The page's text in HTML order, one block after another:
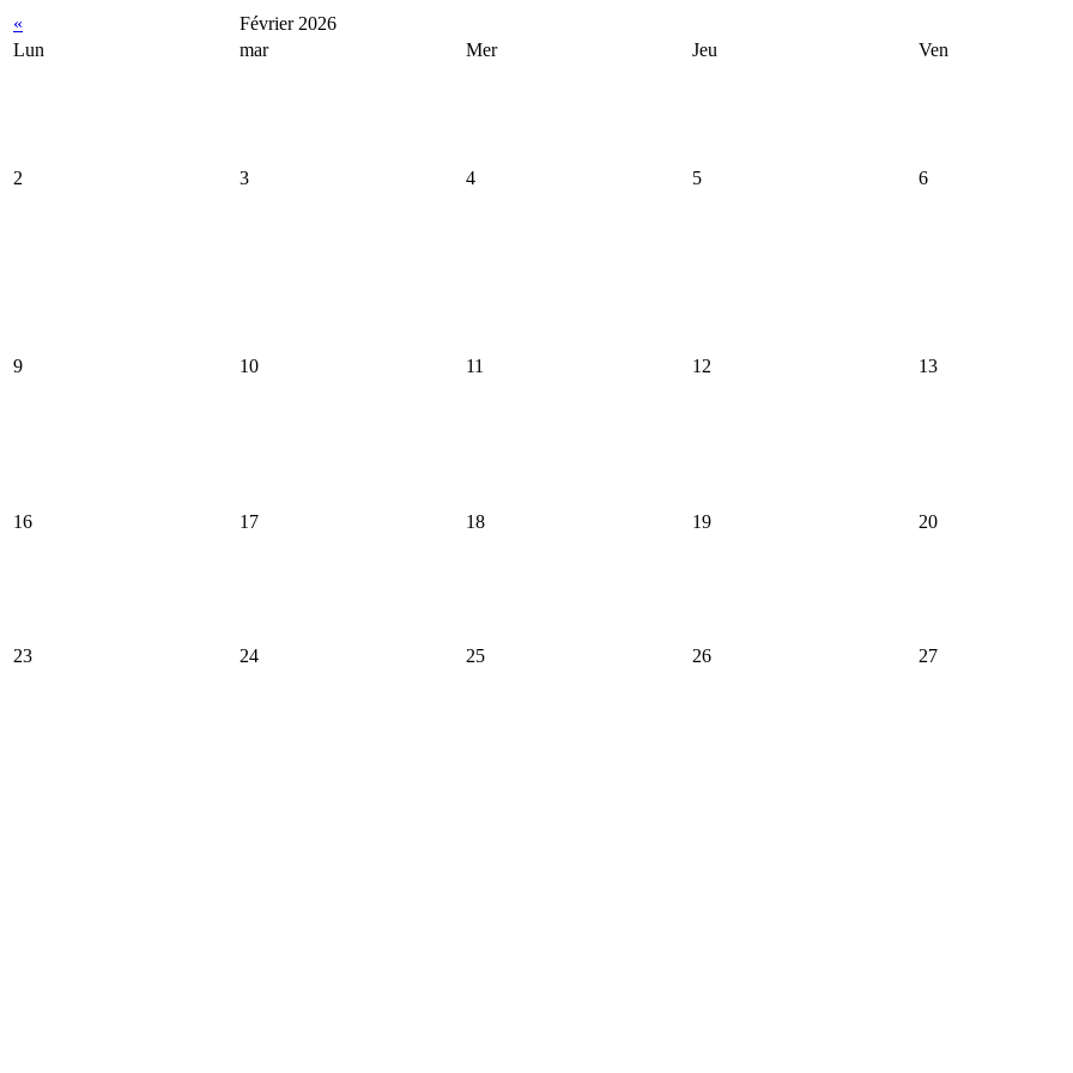
«
Février 2026
Lun
mar Mer Jeu Ven
2 3 4 5 6
9 10 11 12 13
16 17 18 19 20
23 24 25 26 27